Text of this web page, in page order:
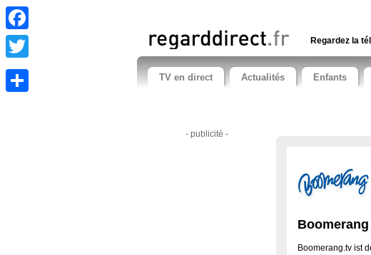
Facebook
Twitter
Regardez la
TV en direct Actualités Enfants
- publicité -
Boomerang
Boomerang.tv ist